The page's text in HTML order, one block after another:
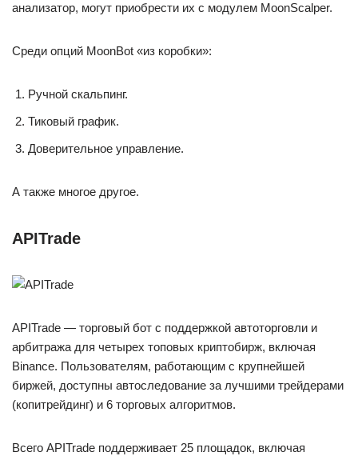
анализатор, могут приобрести их с модулем MoonScalper.
Среди опций MoonBot «из коробки»:
Ручной скальпинг.
Тиковый график.
Доверительное управление.
А также многое другое.
APITrade
APITrade — торговый бот с поддержкой автоторговли и
арбитража для четырех топовых криптобирж, включая
Binance. Пользователям, работающим с крупнейшей
биржей, доступны автоследование за лучшими трейдерами
(копитрейдинг) и 6 торговых алгоритмов.
Всего APITrade поддерживает 25 площадок, включая